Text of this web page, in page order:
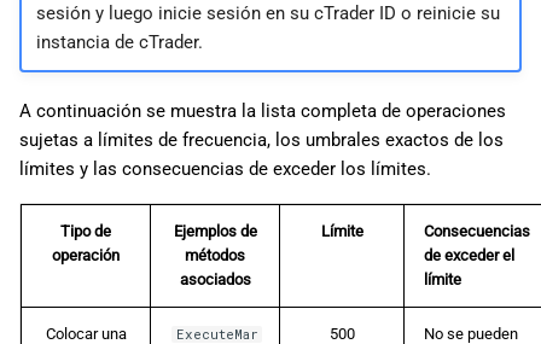
q
u
sesión y luego inicie sesión en su cTrader ID o reinicie su
instancia de cTrader.
A continuación se muestra la lista completa de operaciones
sujetas a límites de frecuencia, los umbrales exactos de los
límites y las consecuencias de exceder los límites.
Tipo de
operación
Ejemplos de
métodos
asociados
Límite
Consecuencias
de exceder el
límite
Colocar una
ExecuteMar
500
No se pueden